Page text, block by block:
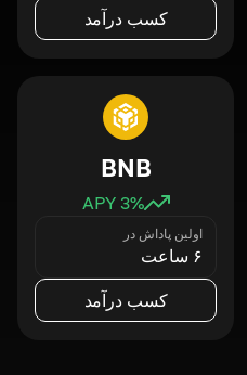
کسب درآمد
BNB
3% APY
اولین پاداش در
۶ ساعت
کسب درآمد